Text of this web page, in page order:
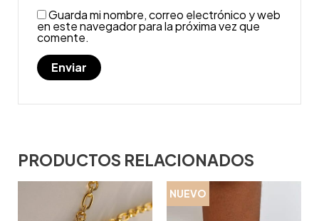
Guarda mi nombre, correo electrónico y web
en este navegador para la próxima vez que
comente.
PRODUCTOS RELACIONADOS
NUEVO